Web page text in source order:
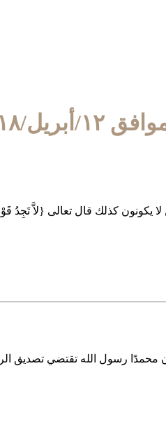
يكونون كذلك قال تعالى {لاَّ تَجِدُ
رسول الله تقتضي تصديق